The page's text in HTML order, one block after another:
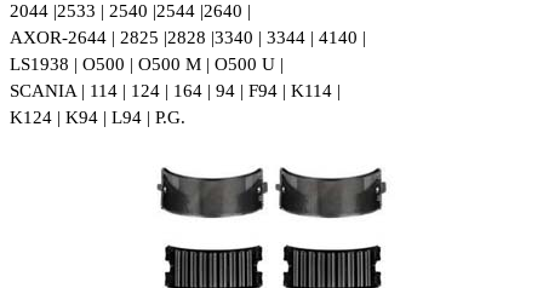
2044 |2533 | 2540 |2544 |2640 |
AXOR-2644 | 2825 |2828 |3340 | 3344 | 4140 |
LS1938 | O500 | O500 M | O500 U |
SCANIA | 114 | 124 | 164 | 94 | F94 | K114 |
K124 | K94 | L94 | P.G.